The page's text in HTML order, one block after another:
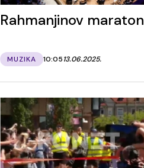
Rahmanjinov maraton
MUZIKA 10:0513.06.2025.